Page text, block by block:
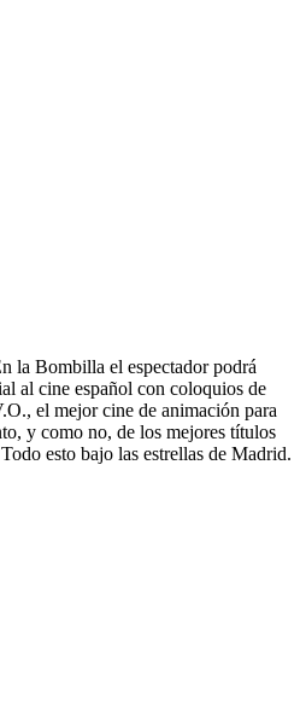
la Bombilla el espectador podrá
al cine español con coloquios de
el mejor cine de animación para
y como no, de los mejores títulos
esto bajo las estrellas de Madrid.